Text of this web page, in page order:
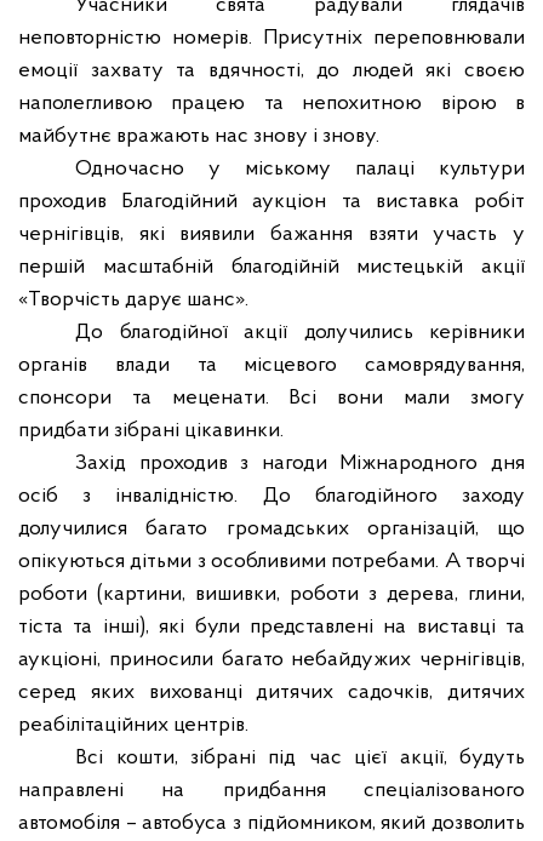
Учасники свята радували глядачів
неповторністю номерів. Присутніх переповнювали
емоції захвату та вдячності, до людей які своєю
наполегливою працею та непохитною вірою в
майбутнє вражають нас знову і знову.
Одночасно у міському палаці культури
проходив Благодійний аукціон та виставка робіт
чернігівців, які виявили бажання взяти участь у
першій масштабній благодійній мистецькій акції
«Творчість дарує шанс».
До благодійної акції долучились керівники
органів влади та місцевого самоврядування,
спонсори та меценати. Всі вони мали змогу
придбати зібрані цікавинки.
Захід проходив з нагоди Міжнародного дня
осіб з інвалідністю. До благодійного заходу
долучилися багато громадських організацій, що
опікуються дітьми з особливими потребами. А творчі
роботи (картини, вишивки, роботи з дерева, глини,
тіста та інші), які були представлені на виставці та
аукціоні, приносили багато небайдужих чернігівців,
серед яких вихованці дитячих садочків, дитячих
реабілітаційних центрів.
Всі кошти, зібрані під час цієї акції, будуть
направлені на придбання спеціалізованого
автомобіля – автобуса з підйомником, який дозволить